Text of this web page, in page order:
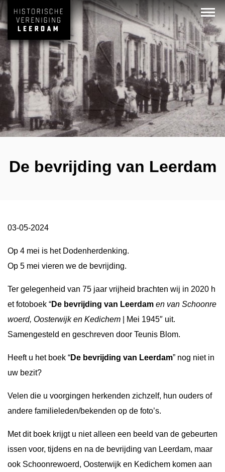
De bevrijding van Leerdam
03-05-2024
Op 4 mei is het Dodenherdenking.
Op 5 mei vieren we de bevrijding.
Ter gelegenheid van 75 jaar vrijheid brachten wij in 2020 h
et fotoboek “De bevrijding van Leerdam en van Schoonre
woerd, Oosterwijk en Kedichem | Mei 1945″ uit.
Samengesteld en geschreven door Teunis Blom.
Heeft u het boek “De bevrijding van Leerdam” nog niet in
uw bezit?
Velen die u voorgingen herkenden zichzelf, hun ouders of
andere familieleden/bekenden op de foto’s.
Met dit boek krijgt u niet alleen een beeld van de gebeurten
issen voor, tijdens en na de bevrijding van Leerdam, maar
ook Schoonrewoerd, Oosterwijk en Kedichem komen aan